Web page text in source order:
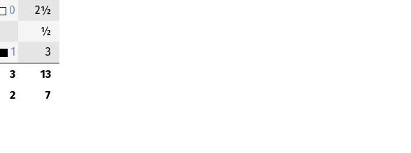
3
13
2 7
0
2½
½
1 3